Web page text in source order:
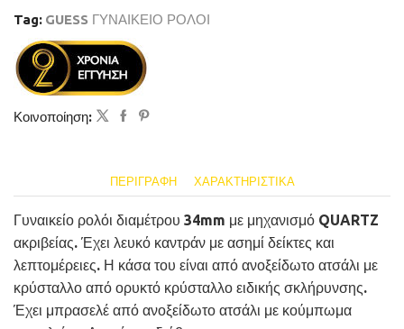
Tag: GUESS ΓΥΝΑΙΚΕΙΟ ΡΟΛΟΙ
Κοινοποίηση:
ΠΕΡΙΓΡΑΦΉ ΧΑΡΑΚΤΗΡΙΣΤΙΚΆ
Γυναικείο ρολόι διαμέτρου 34mm με μηχανισμό QUARTZ
ακριβείας. Έχει λευκό καντράν με ασημί δείκτες και
λεπτομέρειες. Η κάσα του είναι από ανοξείδωτο ατσάλι με
κρύσταλλο από ορυκτό κρύσταλλο ειδικής σκλήρυνσης.
Έχει μπρασελέ από ανοξείδωτο ατσάλι με κούμπωμα